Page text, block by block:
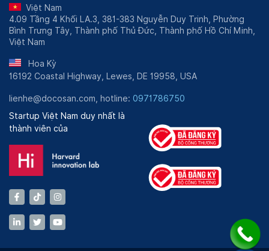
Việt Nam
4.09 Tầng 4 Khối LA.3, 381-383 Nguyễn Duy Trinh, Phường
Bình Trưng Tây, Thành phố Thủ Đức, Thành phố Hồ Chí Minh,
Việt Nam
Hoa Kỳ
16192 Coastal Highway, Lewes, DE 19958, USA
lienhe@docosan.com, hotline: 0971786750
Startup Việt Nam duy nhất là
thành viên của